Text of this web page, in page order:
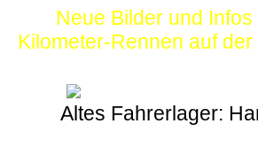
Neue Bilder und
Kilometer-Rennen auf
Altes Fahrerlager: